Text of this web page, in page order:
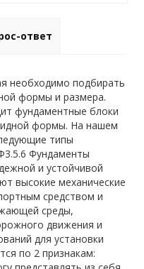
ответ
необходимо подбирать
формы и размера.
фундаментные блоки
формы. На нашем
типы
Фундаменты
и устойчивой
высокие механические
средством и
среды,
движения и
для установки
по 2 признакам: